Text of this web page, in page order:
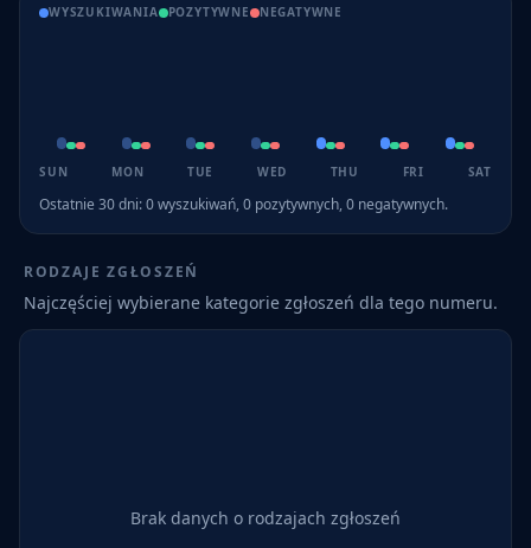
WYSZUKIWANIA POZYTYWNE NEGATYWNE
SUN MON TUE WED THU FRI SAT
Ostatnie 30 dni:0wyszukiwań,0 pozytywnych,0 negatywnych.
RODZAJE ZGŁOSZEŃ
Najczęściej wybierane kategorie zgłoszeń dla tego numeru.
Brak danych o rodzajach zgłoszeń